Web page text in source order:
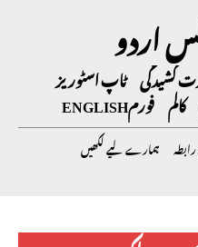
اردو
کشیدگی ٹاپ اسٹوریز
کالم فورمENGLISH
ہمارے لیے لکھیں